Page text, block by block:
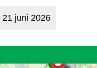
21 juni 2026